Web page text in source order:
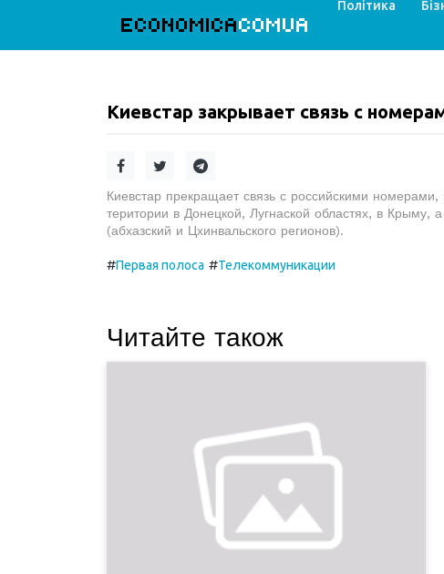
ECONOMICACOMUA
Політика
Киевстар закрывает связь с
Киевстар прекращает связь с российскими
територии в Донецкой, Лугнаской областях, в Крыму,
(абхазский и Цхинвальского регионов).
#Первая полоса #Телекоммуникации
Читайте також